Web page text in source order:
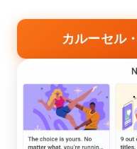
カルーセル